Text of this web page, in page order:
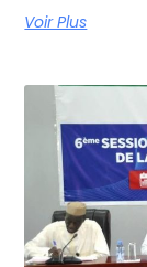
Voir Plus